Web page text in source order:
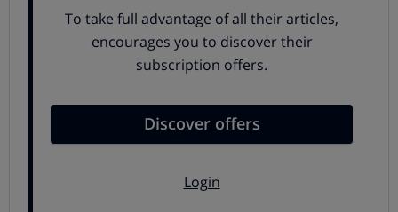
II.- Cuantía: (indicar
el importe que nos debe la clínica)
III.- Fecha adquisición:(indicar fecha en que se inició el
IV.- Fecha vencimiento:(indicar la fecha prevista para su
terminación)............
V.- Características del crédito:(debe señalar si s